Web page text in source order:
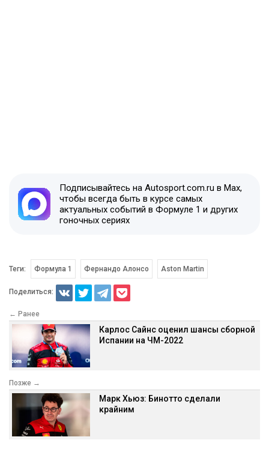
Подписывайтесь на Autosport.com.ru в Max,
чтобы всегда быть в курсе самых
актуальных событий в Формуле 1 и других
гоночных сериях
Теги: Формула 1 Фернандо Алонсо Aston Martin
Поделиться:
← Ранее
Карлос Сайнс оценил шансы сборной
Испании на ЧМ-2022
Позже →
Марк Хьюз: Бинотто сделали
крайним